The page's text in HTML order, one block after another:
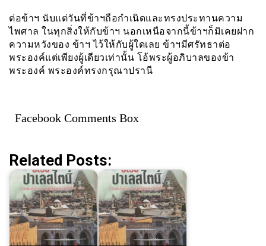
ต่อข้าฯ นับแต่วันที่ข้าฯถือกำเนิดและทรงประทานความ
ไพศาล ในทุกสิ่งให้กับข้าฯ นอกเหนือจากนี้ข้าฯก็มิเคยฝาก
ความหวังของ ข้าฯ ไว้ให้กับผู้ใดเลย ข้าฯมีศรัทธาต่อ
พระองค์แต่เพียงผู้เดียวเท่านั้น โอ้พระผู้อภิบาลของข้า
พระองค์ พระองค์ทรงกรุณาปรานี
Facebook Comments Box
Related Posts: